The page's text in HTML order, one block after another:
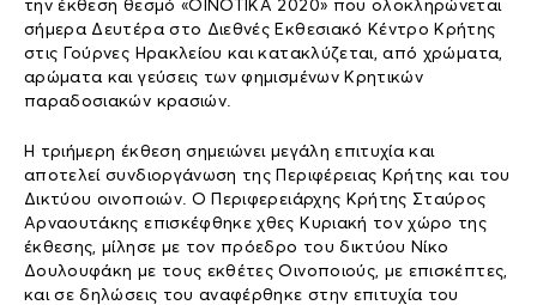
την έκθεση θεσμό «ΟΙΝΟΤΙΚΑ 2020» που ολοκληρώνεται
σήμερα Δευτέρα στο Διεθνές Εκθεσιακό Κέντρο Κρήτης
στις Γούρνες Ηρακλείου και κατακλύζεται, από χρώματα,
αρώματα και γεύσεις των φημισμένων Κρητικών
παραδοσιακών κρασιών.
Η τριήμερη έκθεση σημειώνει μεγάλη επιτυχία και
αποτελεί συνδιοργάνωση της Περιφέρειας Κρήτης και του
Δικτύου οινοποιών. Ο Περιφερειάρχης Κρήτης Σταύρος
Αρναουτάκης επισκέφθηκε χθες Κυριακή τον χώρο της
έκθεσης, μίλησε με τον πρόεδρο του δικτύου Νίκο
Δουλουφάκη με τους εκθέτες Οινοποιούς, με επισκέπτες,
και σε δηλώσεις του αναφέρθηκε στην επιτυχία του